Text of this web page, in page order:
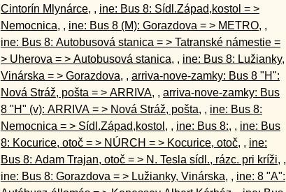
Cintorín Mlynárce, , ine: Bus 8: Sídl.Západ,kostol = >
Nemocnica, , ine: Bus 8 (M): Gorazdova = > METRO, ,
ine: Bus 8: Autobusová stanica = > Tatranské námestie =
> Uherova = > Autobusová stanica, , ine: Bus 8: Lužianky,
Vinárska = > Gorazdova, , arriva-nove-zamky: Bus 8 "H":
Nová Stráž, pošta = > ARRIVA, , arriva-nove-zamky: Bus
8 "H" (v): ARRIVA = > Nová Stráž, pošta, , ine: Bus 8:
Nemocnica = > Sídl.Západ,kostol , , ine: Bus 8:, , ine: Bus
8: Kocurice, otoč = > NÚRCH = > Kocurice, otoč, , ine:
Bus 8: Adam Trajan, otoč = > N. Tesla sídl., rázc. pri kríži, ,
ine: Bus 8: Gorazdova = > Lužianky, Vinárska, , ine: 8 "A":